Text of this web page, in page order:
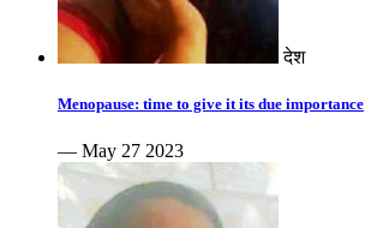
देश
Menopause: time to give it its due importance
— May 27 2023